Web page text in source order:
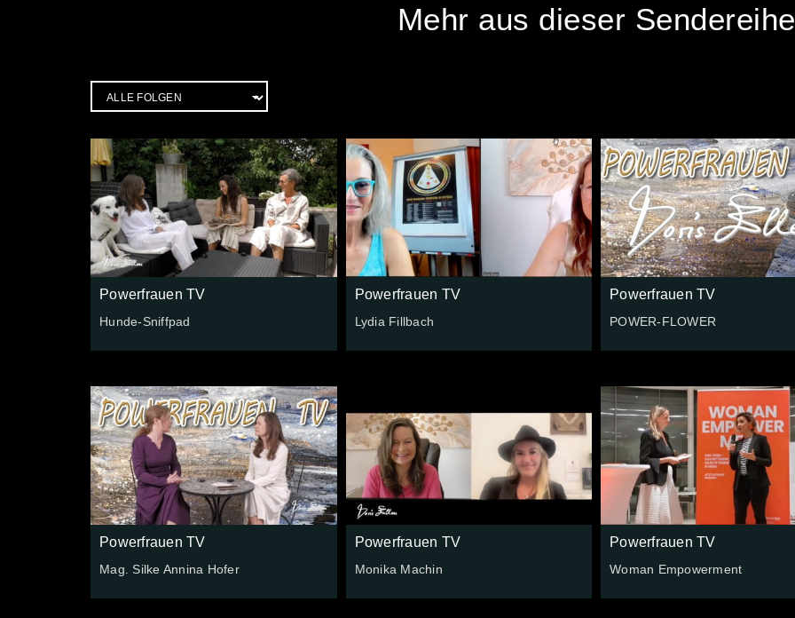
Mehr aus dieser Sendereihe
Powerfrauen TV
Hunde-Sniffpad
Powerfrauen TV
Lydia Fillbach
Powerfrauen TV
POWER-FLOWER
Powerfrauen TV
Mag. Silke Annina Hofer
Powerfrauen TV
Monika Machin
Powerfrauen TV
Woman Empowerment